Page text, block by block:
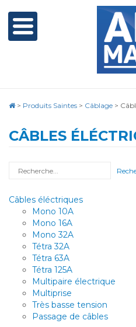
> Produits Saintes > Câblage >
CÂBLES
Rechercher
Câbles éléctriques
Mono 10A
Mono 16A
Mono 32A
Tétra 32A
Tétra 63A
Tétra 125A
Multipaire électrique
Multiprise
Très basse tension
Passage de câbles